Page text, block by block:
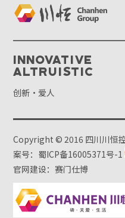
Innovative
Altruistic
创新·爱人
Copyright © 2016 四川川恒
案号：蜀ICP备16005371号-1
官网建设：赛门仕博